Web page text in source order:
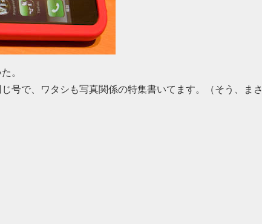
。
号で、ワタシも写真関係の特集書いてます。（そう、まさ